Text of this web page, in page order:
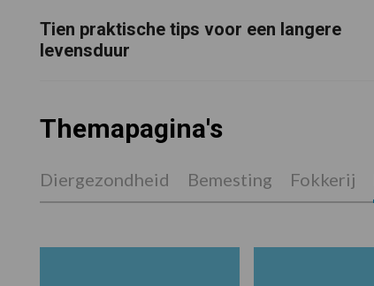
Tien praktische tips voor een langere
levensduur
Themapagina's
Diergezondheid Bemesting Fokkerij